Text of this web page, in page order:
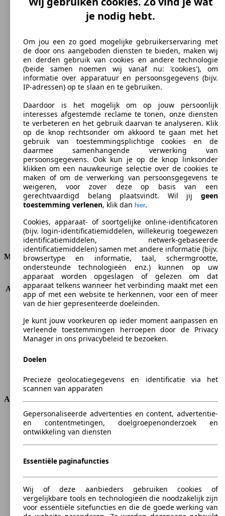
Topsnelheid (km/h)
Diesel
129 g/km
CO2-uitstoot (gem.)*
Ø 4.9 l/100km
Verbruik
Motor & Vermogen
KW (PS)
80 kW (109 PS)
Acceleratie (0-100 km/h) 11.3s
Topsnelheid (km/h)
185 km/h
Aantal versnellingen
Koppel
245 nm
Cilinderinhoud
1560 ccm
Brandstof
Diesel
Cilinders
Aandrijving
Voorwielaandrijving
Afmetingen
Lengte
4333 mm
Hoogte
1595 mm
Maximaal gewicht
1920 kg
Maximale lading
528 kg
Deuren
5
Stoelen
5
Dakbelasting
-
je nodig hebt.
Om jou een zo goed mogelijke gebruikerservaring met
de door ons aangeboden diensten te bieden, maken wij
en derden gebruik van cookies en andere technologie
(beide samen noemen wij vanaf nu: 'cookies'), om
informatie over apparatuur en persoonsgegevens (bijv.
IP-adressen) op te slaan en te gebruiken.
Daardoor is het mogelijk om op jouw persoonlijk
interesses afgestemde reclame te tonen, onze diensten
te verbeteren en het gebruik daarvan te analyseren. Klik
op de knop rechtsonder om akkoord te gaan met het
gebruik van toestemmingsplichtige cookies en de
daarmee samenhangende verwerking van
persoonsgegevens. Ook kun je op de knop linksonder
klikken om een nauwkeurige selectie over de cookies te
maken of om de verwerking van persoonsgegevens te
weigeren, voor zover deze op basis van een
gerechtvaardigd belang plaatsvindt. Wil jij geen
toestemming verlenen, klik dan hier.
Cookies, apparaat- of soortgelijke online-identificatoren
(bijv. login-identificatiemiddelen, willekeurig toegewezen
identificatiemiddelen, netwerk-gebaseerde
identificatiemiddelen) samen met andere informatie (bijv.
browsertype en informatie, taal, schermgrootte,
ondersteunde technologieën enz.) kunnen op uw
apparaat worden opgeslagen of gelezen om dat
apparaat telkens wanneer het verbinding maakt met een
app of met een website te herkennen, voor een of meer
van de hier gepresenteerde doeleinden.
Je kunt jouw voorkeuren op ieder moment aanpassen en
verleende toestemmingen herroepen door de Privacy
Manager in ons privacybeleid te bezoeken.
Doelen
Precieze geolocatiegegevens en identificatie via het
scannen van apparaten
Gepersonaliseerde advertenties en content, advertentie-
en contentmetingen, doelgroepenonderzoek en
ontwikkeling van diensten
Essentiële paginafuncties
Wij of deze aanbieders gebruiken cookies of
vergelijkbare tools en technologieën die noodzakelijk zijn
voor essentiële sitefuncties en die de goede werking van